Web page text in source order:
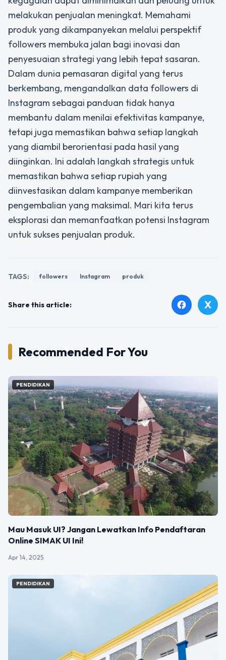
melakukan penjualan meningkat. Memahami
produk yang dikampanyekan melalui perspektif
followers membuka jalan bagi inovasi dan
penyesuaian strategi yang lebih tepat sasaran.
Dalam dunia pemasaran digital yang terus
berkembang, mengandalkan data followers di
Instagram sebagai panduan tidak hanya
membantu dalam menilai efektivitas kampanye,
tetapi juga memastikan bahwa setiap langkah
yang diambil berorientasi pada hasil yang
diinginkan. Ini adalah langkah strategis untuk
memastikan bahwa setiap rupiah yang
diinvestasikan dalam kampanye memberikan
pengembalian yang maksimal. Mari kita terus
eksplorasi dan memanfaatkan potensi Instagram
untuk sukses penjualan produk.
TAGS: followers Instagram produk
Share this article: facebook X
Recommended For You
PENDIDIKAN
Mau Masuk UI? Jangan Lewatkan Info Pendaftaran
Online SIMAK UI Ini!
Apr 14, 2025
PENDIDIKAN